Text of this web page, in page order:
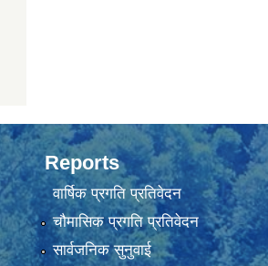
Reports
वार्षिक प्रगति प्रतिवेदन
चौमासिक प्रगति प्रतिवेदन
सार्वजनिक सुनुवाई